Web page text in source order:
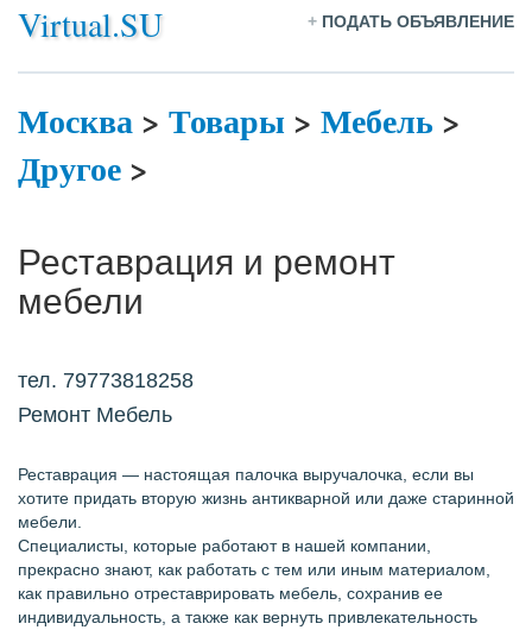
Virtual.SU + ПОДАТЬ ОБЪЯВЛЕНИЕ
Москва> Товары> Мебель >
Другое>
Реставрация и ремонт
мебели
тел. 79773818258
Ремонт Мебель
Реставрация — настоящая палочка выручалочка, если вы
хотите придать вторую жизнь антикварной или даже старинной
мебели.
Специалисты, которые работают в нашей компании,
прекрасно знают, как работать с тем или иным материалом,
как правильно отреставрировать мебель, сохранив ее
индивидуальность, а также как вернуть привлекательность